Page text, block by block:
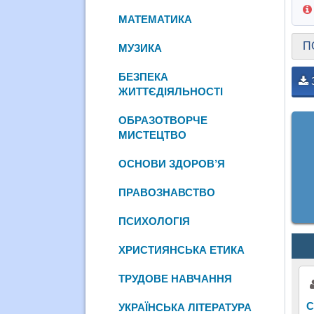
МАТЕМАТИКА
МУЗИКА
БЕЗПЕКА
ЖИТТЄДІЯЛЬНОСТІ
ОБРАЗОТВОРЧЕ
МИСТЕЦТВО
ОСНОВИ ЗДОРОВ’Я
ПРАВОЗНАВСТВО
ПСИХОЛОГІЯ
ХРИСТИЯНСЬКА ЕТИКА
ТРУДОВЕ НАВЧАННЯ
УКРАЇНСЬКА ЛІТЕРАТУРА